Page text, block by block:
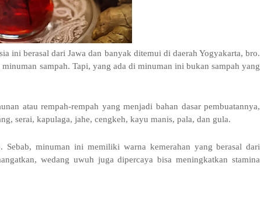
ini berasal dari Jawa dan banyak ditemui di daerah Yogyakarta, bro.
sampah. Tapi, yang ada di minuman ini bukan sampah yang
atau rempah-rempah yang menjadi bahan dasar pembuatannya,
serai, kapulaga, jahe, cengkeh, kayu manis, pala, dan gula.
Sebab, minuman ini memiliki warna kemerahan yang berasal dari
wedang uwuh juga dipercaya bisa meningkatkan stamina